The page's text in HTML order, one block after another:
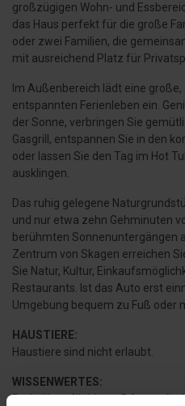
großzügigen Wohn- und
das Haus perfekt für die große
oder zwei Familien, die
mit ausreichend Platz für
Im Außenbereich lädt eine
entspannten Ferienleben ein.
der Sonne, verbringen Sie
Gasgrill, entspannen Sie in den
oder lassen Sie den Tag im Hot
ausklingen.
Das ruhig gelegene
und nur etwa zehn Gehminuten
berühmten Sonnenuntergängen
Zentrum von Skagen erreichen
Sie Natur, Kultur,
Restaurants. Ist das Auto erst
Umgebung bequem zu Fuß oder
HAUSTIERE:
Haustiere sind nicht erlaubt.
WISSENWERTES:
Parkplätze für bis zu 5 Autos